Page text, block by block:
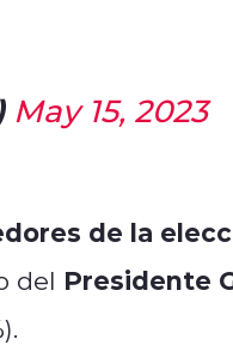
May 15, 2023
de la
del Presidente